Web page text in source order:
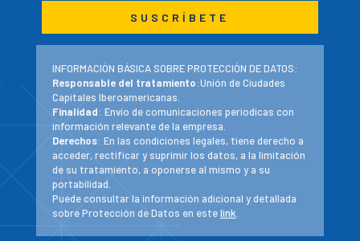
INFORMACIÓN BÁSICA SOBRE PROTECCIÓN DE DATOS:
Responsable del tratamiento:Unión de Ciudades
Capitales Iberoamericanas.
Finalidad: Envío de comunicaciones periodicas con
información relevante de la empresa.
Derechos: En las condiciones legales, tiene derecho a
acceder, rectificar y suprimir los datos, a la limitación
de su tratamiento, a oponerse al mismo y a su
portabilidad.
Puede consultar la información adicional y detallada
sobre Protección de Datos en estelink